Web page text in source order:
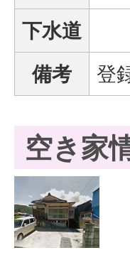
下水道
備考
登
空き家